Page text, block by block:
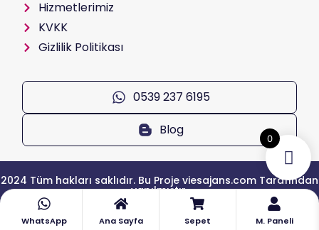
Hizmetlerimiz
KVKK
Gizlilik Politikası
0539 237 6195
Blog
2024 Tüm hakları saklıdır. Bu Proje viesajans.com Tarafından
yapılmıştır.
WhatsApp Ana Sayfa Sepet M. Paneli
0